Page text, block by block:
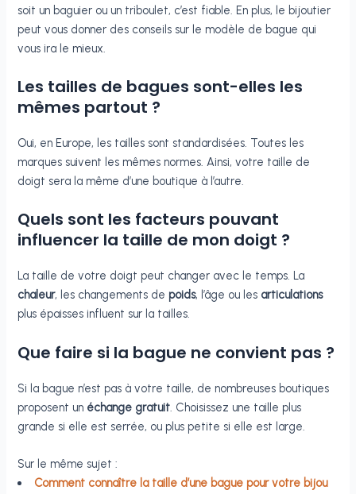
soit un baguier ou un triboulet, c’est fiable. En plus, le bijoutier
peut vous donner des conseils sur le modèle de bague qui
vous ira le mieux.
Les tailles de bagues sont-elles les
mêmes partout ?
Oui, en Europe, les tailles sont standardisées. Toutes les
marques suivent les mêmes normes. Ainsi, votre taille de
doigt sera la même d’une boutique à l’autre.
Quels sont les facteurs pouvant
influencer la taille de mon doigt ?
La taille de votre doigt peut changer avec le temps. La
chaleur, les changements de poids, l’âge ou les articulations
plus épaisses influent sur la tailles.
Que faire si la bague ne convient pas ?
Si la bague n’est pas à votre taille, de nombreuses boutiques
proposent un échange gratuit. Choisissez une taille plus
grande si elle est serrée, ou plus petite si elle est large.
Sur le même sujet :
Comment connaître la taille d’une bague pour votre bijou